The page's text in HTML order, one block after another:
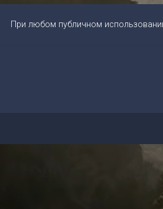
При любом публичном